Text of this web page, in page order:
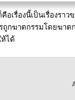
อเรื่องนี้เป็นเรื่องรา
ถูกฆาตกรรมโดยฆาต
ได้